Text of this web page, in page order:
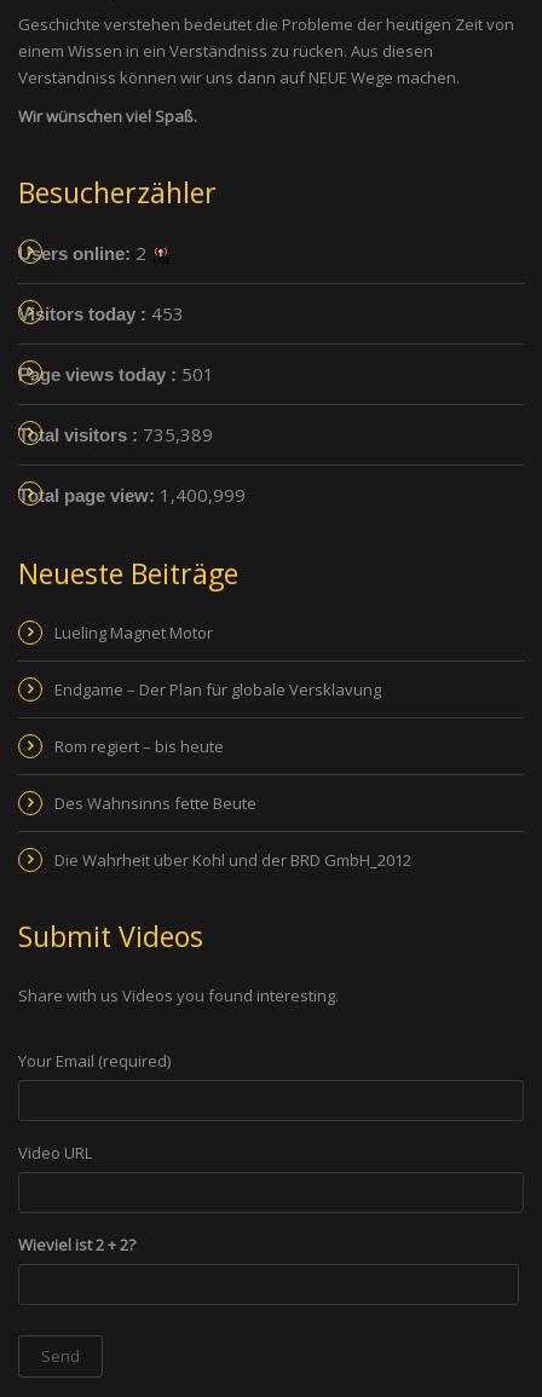
Geschichte verstehen bedeutet die Probleme der heutigen Zeit von
einem Wissen in ein Verständniss zu rücken. Aus diesen
Verständniss können wir uns dann auf NEUE Wege machen.
Wir wünschen viel Spaß.
Besucherzähler
Users online: 2
Visitors today : 453
Page views today : 501
Total visitors : 735,389
Total page view: 1,400,999
Neueste Beiträge
Lueling Magnet Motor
Endgame – Der Plan für globale Versklavung
Rom regiert – bis heute
Des Wahnsinns fette Beute
Die Wahrheit über Kohl und der BRD GmbH_2012
Submit Videos
Share with us Videos you found interesting.
Your Email (required)
Video URL
Wieviel ist 2 + 2?